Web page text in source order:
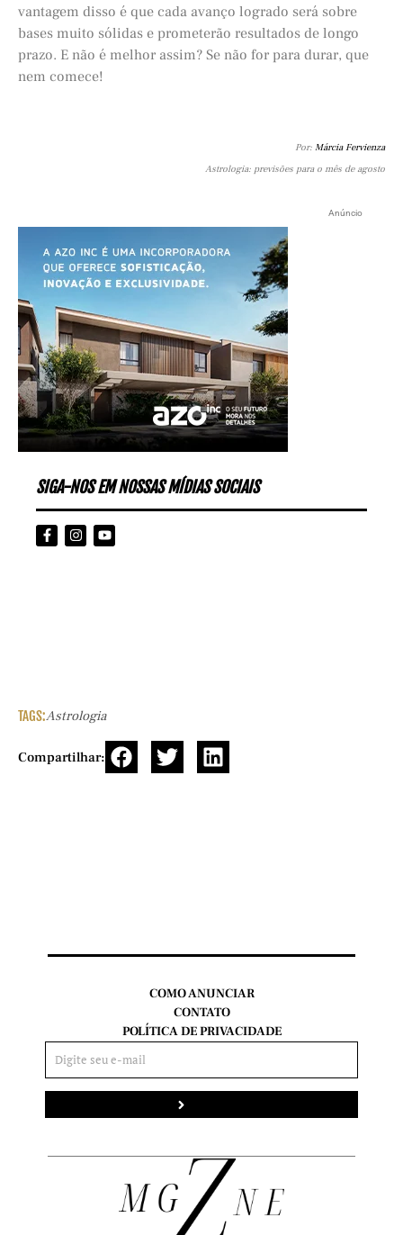
vantagem disso é que cada avanço logrado será sobre
bases muito sólidas e prometerão resultados de longo
prazo. E não é melhor assim? Se não for para durar, que
nem comece!
Por: Márcia Fervienza
Astrologia: previsões para o mês de agosto
Anúncio
SIGA-NOS EM NOSSAS MÍDIAS SOCIAIS
TAGS:Astrologia
Compartilhar:
COMO ANUNCIAR
CONTATO
POLÍTICA DE PRIVACIDADE